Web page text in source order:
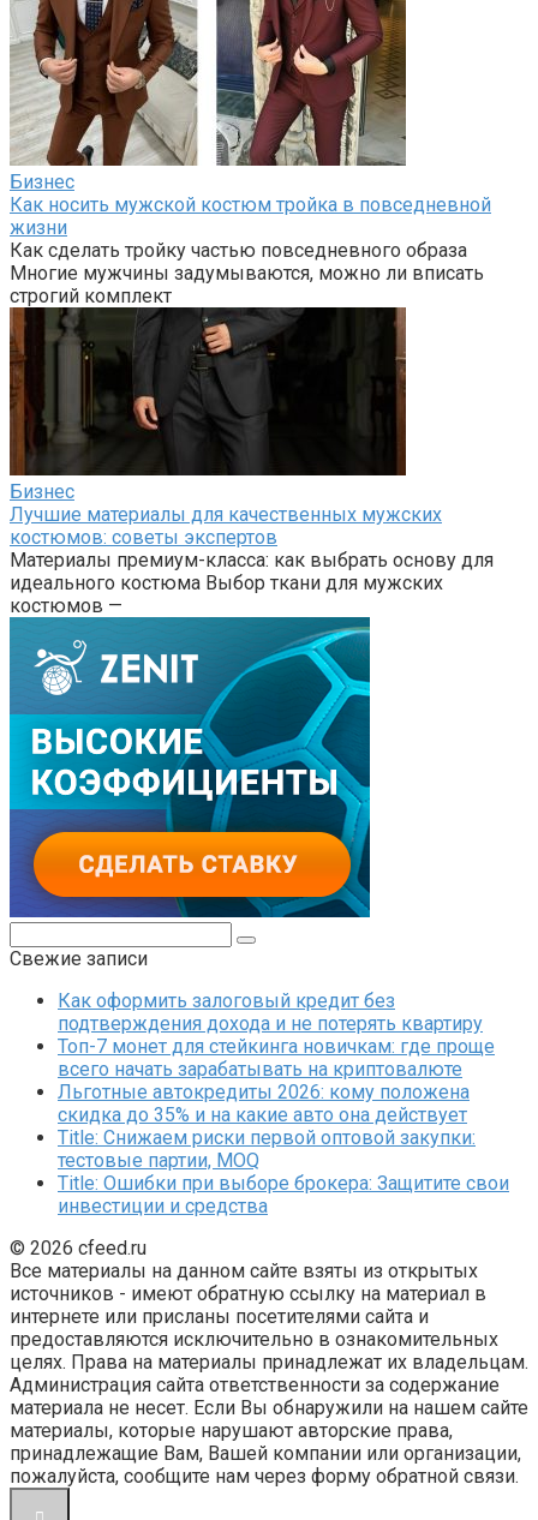
Бизнес
Как носить мужской костюм тройка в повседневной
жизни
Как сделать тройку частью повседневного образа
Многие мужчины задумываются, можно ли вписать
строгий комплект
Бизнес
Лучшие материалы для качественных мужских
костюмов: советы экспертов
Материалы премиум-класса: как выбрать основу для
идеального костюма Выбор ткани для мужских
костюмов —
Свежие записи
Как оформить залоговый кредит без
подтверждения дохода и не потерять квартиру
Топ-7 монет для стейкинга новичкам: где проще
всего начать зарабатывать на криптовалюте
Льготные автокредиты 2026: кому положена
скидка до 35% и на какие авто она действует
Title: Снижаем риски первой оптовой закупки:
тестовые партии, MOQ
Title: Ошибки при выборе брокера: Защитите свои
инвестиции и средства
© 2026 cfeed.ru
Все материалы на данном сайте взяты из открытых
источников - имеют обратную ссылку на материал в
интернете или присланы посетителями сайта и
предоставляются исключительно в ознакомительных
целях. Права на материалы принадлежат их владельцам.
Администрация сайта ответственности за содержание
материала не несет. Если Вы обнаружили на нашем сайте
материалы, которые нарушают авторские права,
принадлежащие Вам, Вашей компании или организации,
пожалуйста, сообщите нам через форму обратной связи.